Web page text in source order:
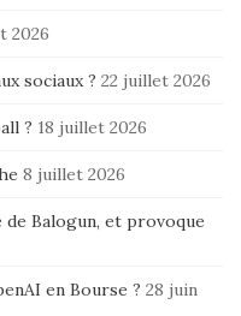
2026
sociaux ? 22 juillet 2026
? 18 juillet 2026
8 juillet 2026
Balogun, et provoque
en Bourse ? 28 juin